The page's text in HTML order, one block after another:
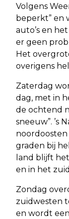
Volgens
beperkt” en
auto’s en
er geen
Het
overigens
Zaterdag
dag, met in
de ochtend
sneeuw”. ’s
graden bij
land blijft
en in het
Zondag
zuidwesten
en wordt